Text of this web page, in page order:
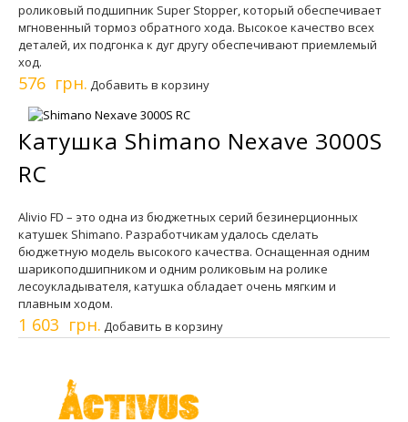
роликовый подшипник Super Stopper, который обеспечивает
мгновенный тормоз обратного хода. Высокое качество всех
деталей, их подгонка к дуг другу обеспечивают приемлемый
ход.
576 грн. Добавить в корзину
Катушка Shimano Nexave 3000S
RC
Alivio FD – это одна из бюджетных серий безинерционных
катушек Shimano. Разработчикам удалось сделать
бюджетную модель высокого качества. Оснащенная одним
шарикоподшипником и одним роликовым на ролике
лесоукладывателя, катушка обладает очень мягким и
плавным ходом.
1 603 грн. Добавить в корзину